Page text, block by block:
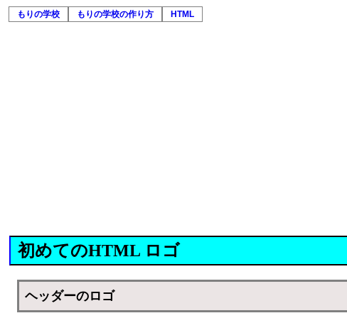
もりの学校 もりの学校の作り方 HTML
初めてのHTML ロゴ
ヘッダーのロゴ